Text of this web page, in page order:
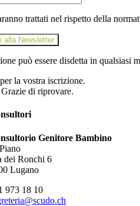
trattati nel rispetto della
alla Newsletter
può essere disdetta in qualsiasi
la vostra iscrizione.
di riprovare.
Genitore Bambino
dei Ronchi 6
Lugano
973 18 10